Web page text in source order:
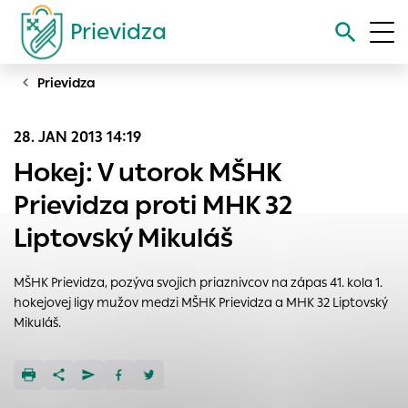
Prievidza
Vyhľadávanie
Prievidza
28. JAN 2013 14:19
Hokej: V utorok MŠHK
Prievidza proti MHK 32
Liptovský Mikuláš
MŠHK Prievidza, pozýva svojich priaznivcov na zápas 41. kola 1.
hokejovej ligy mužov medzi MŠHK Prievidza a MHK 32 Liptovský
Mikuláš.
Nastavenie cookies
Cookies sú malé súbory, do ktorých webové stránky môžu
ukladať informácie o vašej aktivite a preferenciách.
Používajú sa napríklad k tomu, aby si webový prehliadač
zapamätoval Vaše prihlásenie alebo aby sa uložila Vaša
voľba v tomto okne.
Vyberte úroveň cookies, ktorú chcete povoliť
pomáhajú urobiť webové stránky uplatniteľnými tým, že